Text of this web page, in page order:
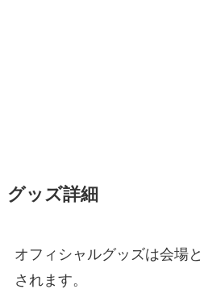
グッズ詳細
オフィシャルグッズは会場
されます。